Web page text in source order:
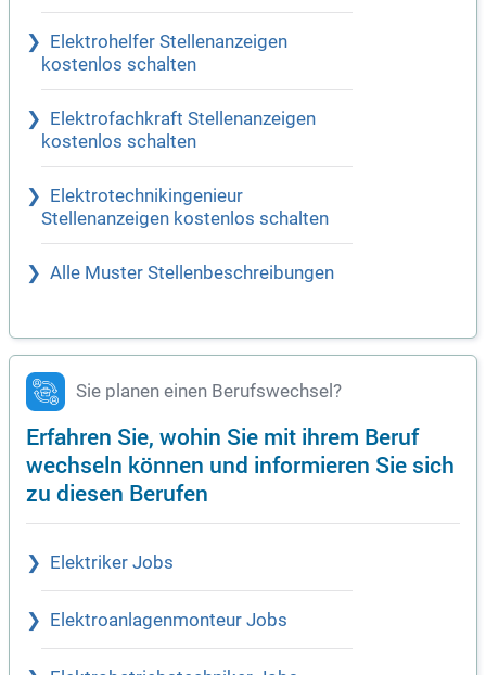
Elektrohelfer Stellenanzeigen
kostenlos schalten
Elektrofachkraft Stellenanzeigen
kostenlos schalten
Elektrotechnikingenieur
Stellenanzeigen kostenlos schalten
Alle Muster Stellenbeschreibungen
Sie planen einen Berufswechsel?
Erfahren Sie, wohin Sie mit ihrem Beruf
wechseln können und informieren Sie sich
zu diesen Berufen
Elektriker Jobs
Elektroanlagenmonteur Jobs